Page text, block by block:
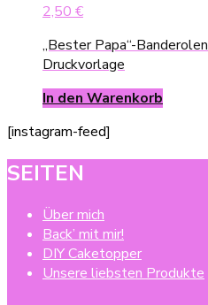
2,50 €
„Bester Papa“-
Druckvorlage
In den Warenkorb
[instagram-feed]
SEITEN
Über mich
Back’ mit mir!
DIY Caketopper
Unsere liebsten Produkte